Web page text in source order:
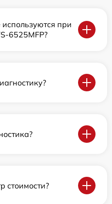
при
6525MFP?
стоимости?